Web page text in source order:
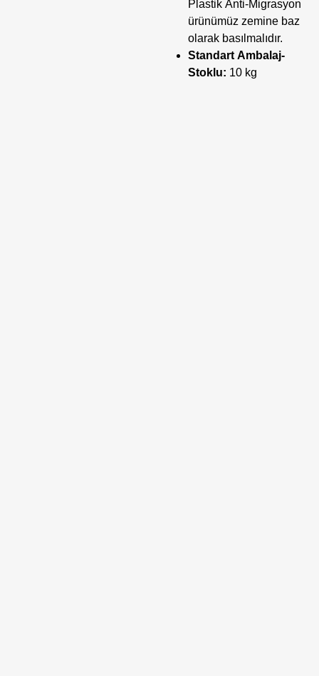
Plastik Anti-Migrasyon
ürünümüz zemine baz
olarak basılmalıdır.
Standart Ambalaj-
Stoklu: 10 kg